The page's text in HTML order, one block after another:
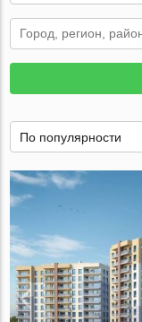
По популярности